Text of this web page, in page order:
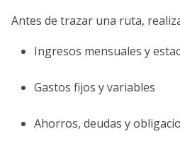
Antes de trazar una ruta,
Ingresos mensuales y
Gastos fijos y variables
Ahorros, deudas y